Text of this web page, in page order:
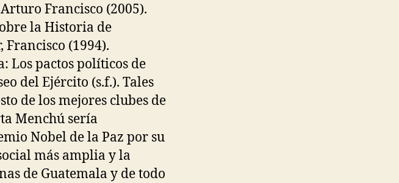
Francisco (2005).
la Historia de
(1994).
Los pactos políticos de
del Ejército (s.f.). Tales
de los mejores clubes de
Menchú sería
Nobel de la Paz por su
más amplia y la
de Guatemala y de todo